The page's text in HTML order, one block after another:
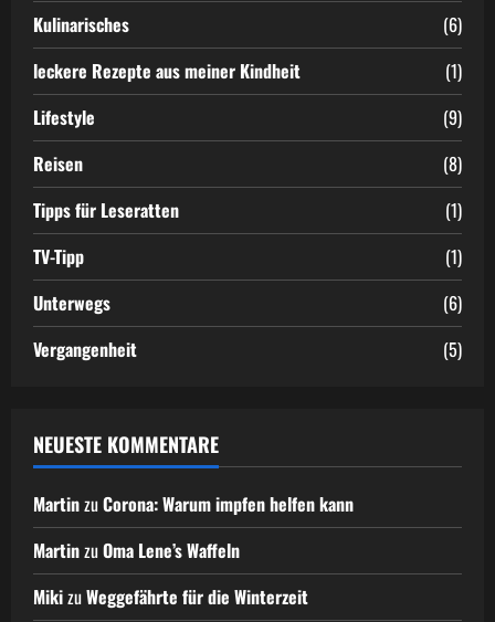
Kulinarisches
(6)
leckere Rezepte aus meiner Kindheit
(1)
Lifestyle
(9)
Reisen
(8)
Tipps für Leseratten
(1)
TV-Tipp
(1)
Unterwegs
(6)
Vergangenheit
(5)
NEUESTE KOMMENTARE
MartinzuCorona: Warum impfen helfen kann
MartinzuOma Lene’s Waffeln
MikizuWeggefährte für die Winterzeit